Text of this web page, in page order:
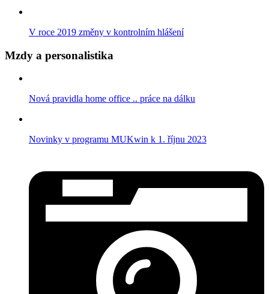
V roce 2019 změny v kontrolním hlášení
Mzdy a personalistika
Nová pravidla home office .. práce na dálku
Novinky v programu MUKwin k 1. říjnu 2023